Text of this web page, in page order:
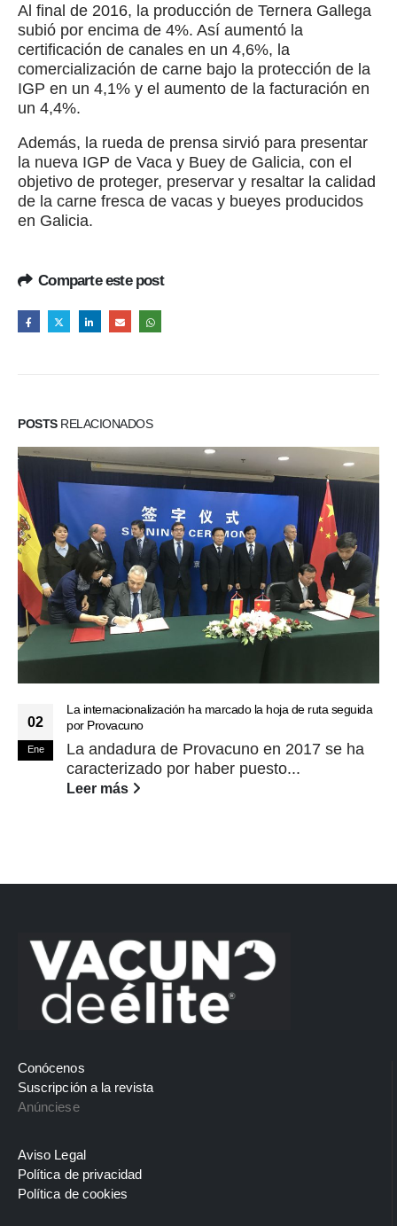
Al final de 2016, la producción de Ternera Gallega
subió por encima de 4%. Así aumentó la
certificación de canales en un 4,6%, la
comercialización de carne bajo la protección de la
IGP en un 4,1% y el aumento de la facturación en
un 4,4%.
Además, la rueda de prensa sirvió para presentar
la nueva IGP de Vaca y Buey de Galicia, con el
objetivo de proteger, preservar y resaltar la calidad
de la carne fresca de vacas y bueyes producidos
en Galicia.
Comparte este post
POSTSRELACIONADOS
02
Ene
La internacionalización ha marcado la hoja de ruta seguida
por Provacuno
La andadura de Provacuno en 2017 se ha
caracterizado por haber puesto...
Leer más
Conócenos
Suscripción a la revista
Anúnciese
Aviso Legal
Política de privacidad
Política de cookies